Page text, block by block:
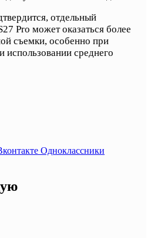
отдельный
Pro может оказаться более
съемки, особенно при
использовании среднего
Одноклассники